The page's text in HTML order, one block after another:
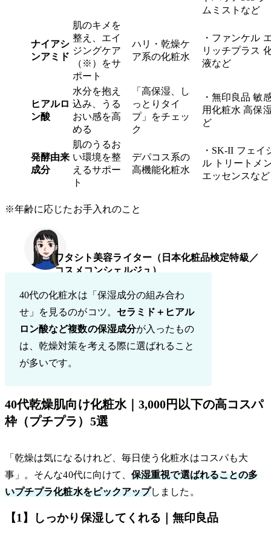
ムミストなど
ナイアシ
ンアミド
肌のキメを
整え、エイ
ジングケア
（※）をサ
ポート
ハリ・乾燥ケ
ア系の化粧水
・ファンケル
リッチプラス
液など
ヒアルロ
ン酸
水分を抱え
込み、うる
おい感を高
める
「高保湿、し
っとりタイ
プ」をチェッ
ク
・無印良品 敏
用化粧水 高保
ど
発酵由来
成分
肌のうるお
い環境を整
えるサポー
ト
デパコス系の
高機能化粧水
・SK‑II フェイ
ル トリートメ
エッセンスなど
※年齢に応じたお手入れのこと
ワタシト美容ライター（日本化粧品検定特級／
コスメコンシェルジュ）
40代の化粧水は「保湿成分の組み合わ
せ」を見るのがコツ。 セラミド＋ヒアル
ロン酸など複数の保湿成分が入ったもの
は、乾燥対策を考える際に選ばれること
が多いです。
40代乾燥肌向け化粧水｜3,000円以下の高コスパ
枠（プチプラ）5選
「乾燥は気になるけれど、毎日使う化粧水はコスパも大
事」。そんな40代に向けて、保湿重視で選ばれることの多
いプチプラ化粧水をピックアップしました。
【1】しっかり保湿してくれる｜無印良品